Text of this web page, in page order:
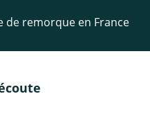
de remorque en France